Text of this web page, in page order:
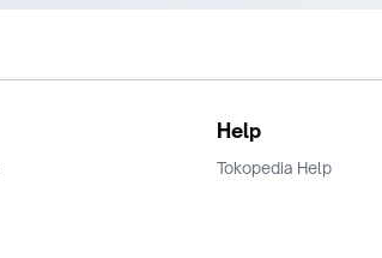
Help
Tokopedia Help